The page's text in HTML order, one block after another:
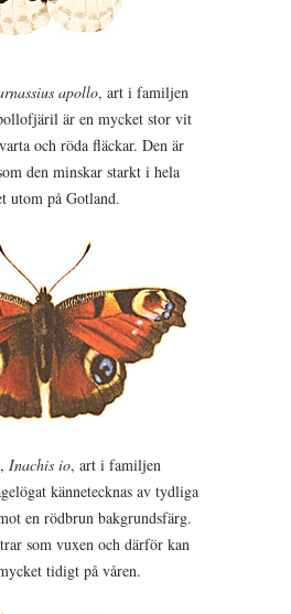
apollo, art i familjen
är en mycket stor vit
och röda fläckar. Den är
den minskar starkt i hela
utom på Gotland.
, Inachis io, art i familjen
kännetecknas av tydliga
en rödbrun bakgrundsfärg.
som vuxen och därför kan
tidigt på våren.